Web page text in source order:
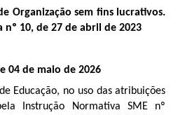
Organização sem fins lucrativos.
nº 10, de 27 de abril de 2023
04 de maio de 2026
Educação, no uso das atribuições
Instrução Normativa SME nº